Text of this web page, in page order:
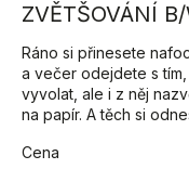
ZVĚTŠOVÁNÍ
Ráno si přinesete
a večer odejdete s
vyvolat, ale i z něj
na papír. A těch si
Cena